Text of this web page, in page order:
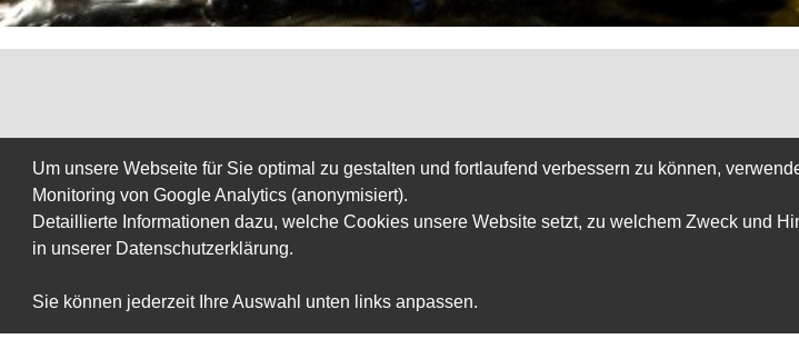
Um unsere Webseite für Sie optimal zu gestalten und fortlaufend verbessern zu können,
Monitoring von Google Analytics (anonymisiert).
Detaillierte Informationen dazu, welche Cookies unsere Website setzt, zu welchem Zweck und
in unserer Datenschutzerklärung.
Sie können jederzeit Ihre Auswahl unten links anpassen.
Impressum Datenschutz
© Deutsch – Langhaar Gruppe Nord e.V.